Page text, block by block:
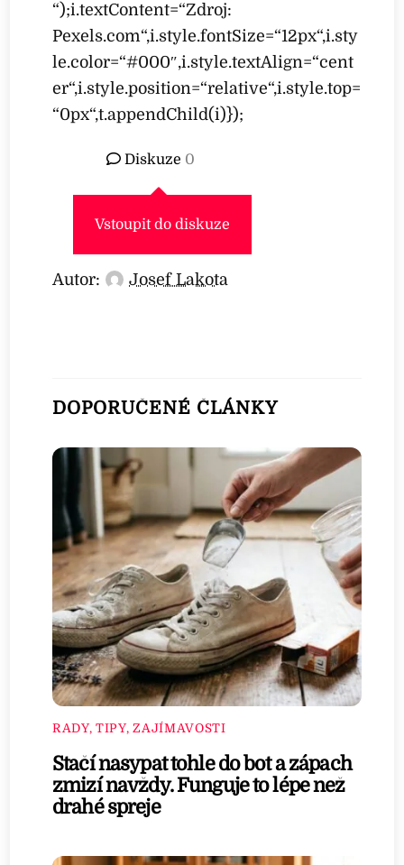
“);i.textContent=“Zdroj:
Pexels.com“,i.style.fontSize=“12px“,i.sty
le.color=“#000″,i.style.textAlign=“cent
er“,i.style.position=“relative“,i.style.top=
“0px“,t.appendChild(i)});
Diskuze 0
Vstoupit do diskuze
Autor: Josef Lakota
DOPORUČENÉ ČLÁNKY
RADY, TIPY, ZAJÍMAVOSTI
Stačí nasypat tohle do bot a zápach
zmizí navždy. Funguje to lépe než
drahé spreje